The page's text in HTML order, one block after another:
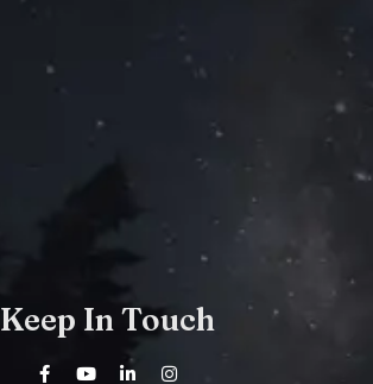
Keep In Touch